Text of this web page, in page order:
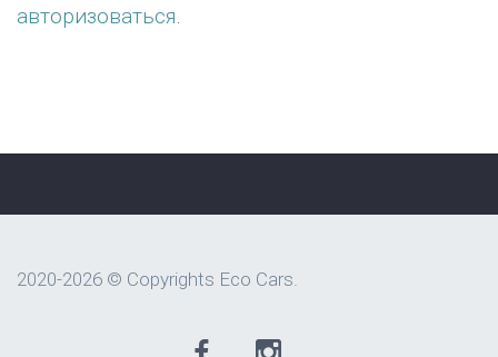
авторизоваться.
2020-2026 © Copyrights Eco Cars.